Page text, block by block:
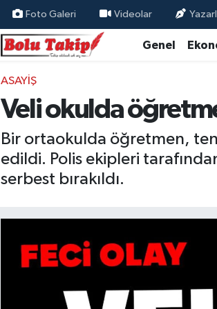
Foto Galeri Videolar
Genel
ASAYIŞ
Veli okulda
Bir ortaokulda öğretmen,
edildi. Polis ekipleri
serbest bırakıldı.